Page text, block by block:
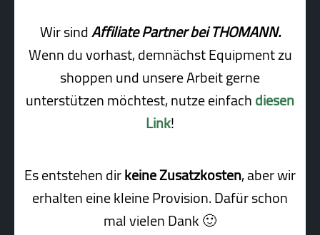
Wir sindAffiliate Partner bei THOMANN.
Wenn du vorhast, demnächst Equipment zu
shoppen und unsere Arbeit gerne
unterstützen möchtest, nutze einfachdiesen
Link!
Es entstehen dirkeine Zusatzkosten, aber wir
erhalten eine kleine Pro­vi­sion. Dafür schon
mal vielen Dank 🙂